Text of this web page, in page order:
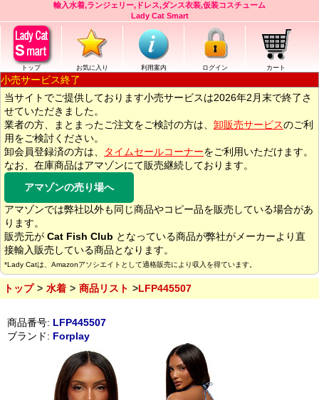
輸入水着,ランジェリー,ドレス,ダンス衣装,仮装コスチューム
Lady Cat Smart
トップ お気に入り 利用案内 ログイン カート
小売サービス終了
当サイトでご提供しております小売サービスは2026年2月末で終了さ
せていただきました。
業者の方、まとまったご注文をご検討の方は、 卸販売サービスのご利
用をご検討ください。
卸会員登録済の方は、
タイムセールコーナーをご利用いただけます。
なお、在庫商品はアマゾンにて販売継続しております。
アマゾンの売り場へ
アマゾンでは弊社以外も同じ商品やコピー品を販売している場合があ
ります。
販売元が Cat Fish Club となっている商品が弊社がメーカーより直
接輸入販売している商品となります。
*Lady Catは、Amazonアソシエイトとして適格販売により収入を得ています。
トップ 水着 商品リスト LFP445507
商品番号: LFP445507
ブランド: Forplay